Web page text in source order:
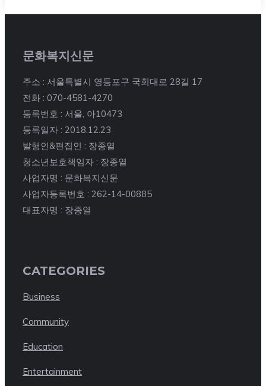
문화복지신문
주소 : 서울특별시 영등포구 국회대로 28길 17
전화 : 070-4581-4270
등록번호 : 서울, 아10473
등록일자 : 2018.12.23
발행인&편집인 : 장종열
청소년보호책임자 : 장종열
사업자명 : 문화복지신문
사업자등록번호 : 262-14-00885
대표자명 : 장종열
CATEGORIES
Business
Community
Education
Entertainment